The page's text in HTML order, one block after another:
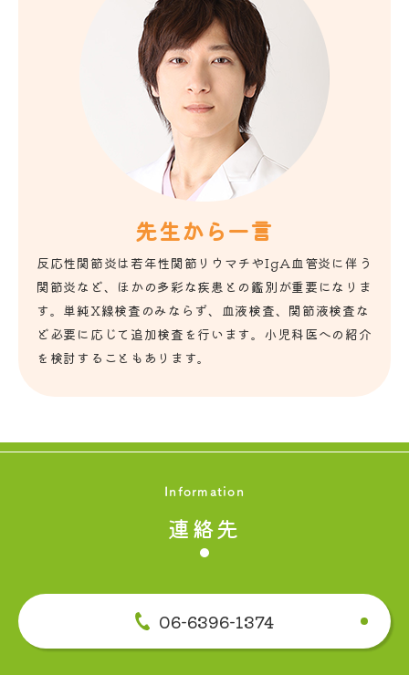
先生から一言
反応性関節炎は若年性関節リウマチやIgA血管炎に伴う
関節炎など、ほかの多彩な疾患との鑑別が重要になりま
す。単純X線検査のみならず、血液検査、関節液検査な
ど必要に応じて追加検査を行います。小児科医への紹介
を検討することもあります。
Information
連絡先
06-6396-1374